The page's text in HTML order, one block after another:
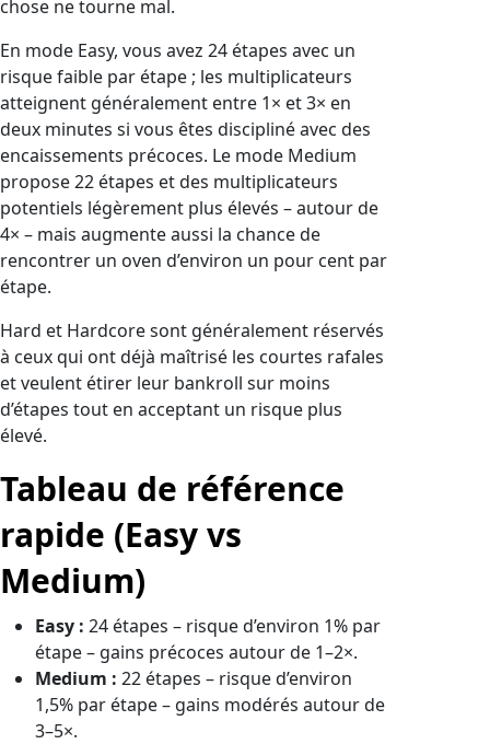
chose ne tourne mal.
En mode Easy, vous avez 24 étapes avec un
risque faible par étape ; les multiplicateurs
atteignent généralement entre 1× et 3× en
deux minutes si vous êtes discipliné avec des
encaissements précoces. Le mode Medium
propose 22 étapes et des multiplicateurs
potentiels légèrement plus élevés – autour de
4× – mais augmente aussi la chance de
rencontrer un oven d’environ un pour cent par
étape.
Hard et Hardcore sont généralement réservés
à ceux qui ont déjà maîtrisé les courtes rafales
et veulent étirer leur bankroll sur moins
d’étapes tout en acceptant un risque plus
élevé.
Tableau de référence
rapide (Easy vs
Medium)
Easy : 24 étapes – risque d’environ 1% par
étape – gains précoces autour de 1–2×.
Medium : 22 étapes – risque d’environ
1,5% par étape – gains modérés autour de
3–5×.